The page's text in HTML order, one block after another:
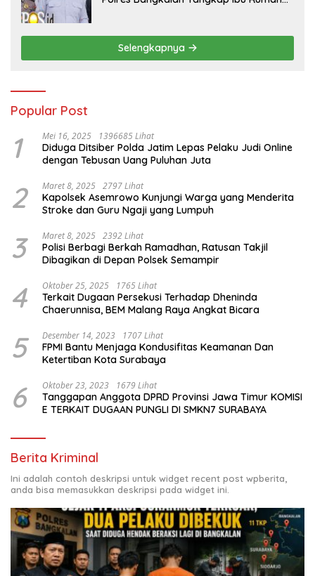
Selengkapnya
Popular Post
1 Mei 16, 2025 1396685 Lihat
Diduga Ditsiber Polda Jatim Lepas Pelaku Judi Online
dengan Tebusan Uang Puluhan Juta
2 Maret 8, 2025 2797 Lihat
Kapolsek Asemrowo Kunjungi Warga yang Menderita
Stroke dan Guru Ngaji yang Lumpuh
3 Maret 8, 2025 2392 Lihat
Polisi Berbagi Berkah Ramadhan, Ratusan Takjil
Dibagikan di Depan Polsek Semampir
4 Oktober 25, 2025 1765 Lihat
Terkait Dugaan Persekusi Terhadap Dheninda
Chaerunnisa, BEM Malang Raya Angkat Bicara
5 Desember 14, 2023 1707 Lihat
FPMI Bantu Menjaga Kondusifitas Keamanan Dan
Ketertiban Kota Surabaya
6 Oktober 23, 2023 1679 Lihat
Tanggapan Anggota DPRD Provinsi Jawa Timur KOMISI
E TERKAIT DUGAAN PUNGLI DI SMKN7 SURABAYA
Berita Kriminal
Ini adalah contoh deskripsi untuk widget recent post wpberita,
anda bisa memasukkan deskripsi pada widget ini.